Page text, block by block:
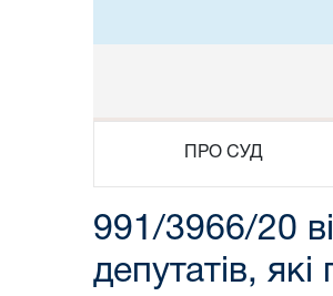
ПРО СУД
991/3966/20
депутатів,